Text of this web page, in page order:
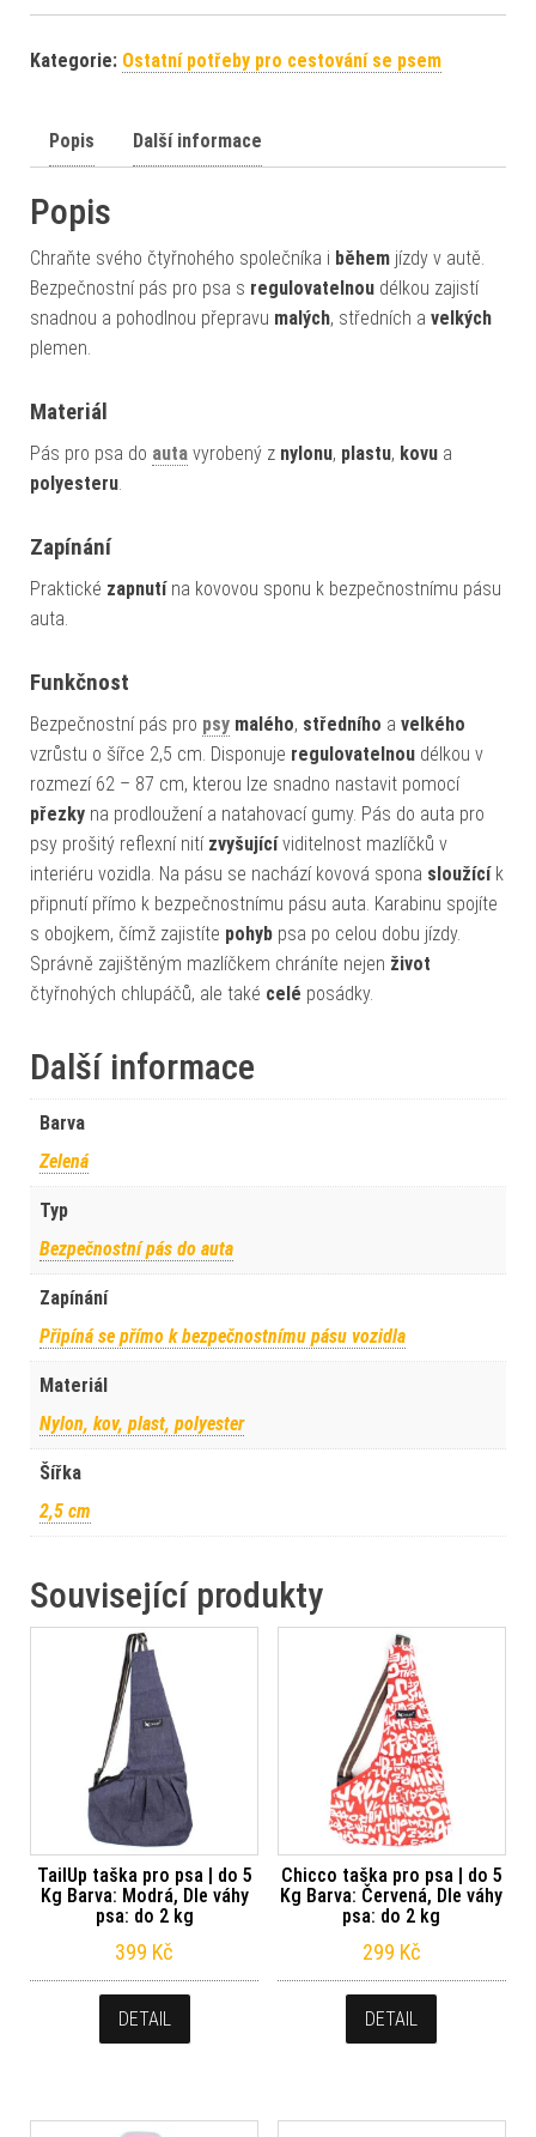
Kategorie: Ostatní potřeby pro cestování se psem
Popis Další informace
Popis
Chraňte svého čtyřnohého společníka i během jízdy v autě.
Bezpečnostní pás pro psa s regulovatelnou délkou zajistí
snadnou a pohodlnou přepravu malých, středních a velkých
plemen.
Materiál
Pás pro psa do auta vyrobený z nylonu, plastu, kovu a
polyesteru
Zapínání
Praktické zapnutína kovovou sponu k bezpečnostnímu pásu
auta.
Funkčnost
Bezpečnostní pás pro psy malého, středního a velkého
vzrůstu o šířce 2,5 cm. Disponuje regulovatelnou délkou v
rozmezí 62 – 87 cm, kterou lze snadno nastavit pomocí
přezky na prodloužení a natahovací gumy. Pás do auta pro
psy prošitý reflexní nití zvyšujícíviditelnost mazlíčků v
interiéru vozidla. Na pásu se nachází kovová spona sloužícík
připnutí přímo k bezpečnostnímu pásu auta. Karabinu spojíte
s obojkem, čímž zajistíte pohyb psa po celou dobu jízdy.
Správně zajištěným mazlíčkem chráníte nejen život
čtyřnohých chlupáčů, ale také celé posádky.
Další informace
Barva
Zelená
Typ
Bezpečnostní pás do auta
Zapínání
Připíná se přímo k bezpečnostnímu pásu vozidla
Materiál
Nylon, kov, plast, polyester
Šířka
2,5 cm
Související produkty
TailUp taška pro psa | do 5
Kg Barva: Modrá, Dle váhy
psa: do 2 kg
399 Kč
DETAIL
Chicco taška pro psa | do 5
Kg Barva: Červená, Dle váhy
psa: do 2 kg
299 Kč
DETAIL